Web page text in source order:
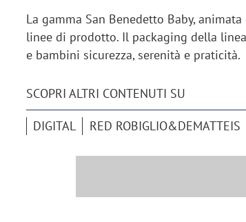
La gamma San Benedetto Baby,
linee di prodotto. Il packaging della
e bambini sicurezza, serenità e praticità.
SCOPRI ALTRI CONTENUTI SU
DIGITAL RED ROBIGLIO&DEMATTEIS
Emanuele Viora di Deloitte